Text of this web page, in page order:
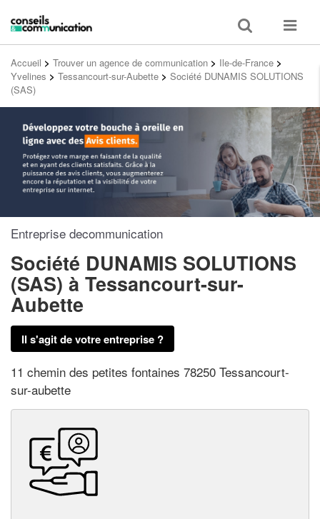
Toggle
search
Toggle
Accueil > Trouver un agence de communication > Ile-de-France >
Yvelines > Tessancourt-sur-Aubette > Société DUNAMIS SOLUTIONS
(SAS)
Entreprise decommunication
Société DUNAMIS SOLUTIONS
(SAS) à Tessancourt-sur-
Aubette
Il s'agit de votre entreprise ?
11 chemin des petites fontaines 78250 Tessancourt-
sur-aubette